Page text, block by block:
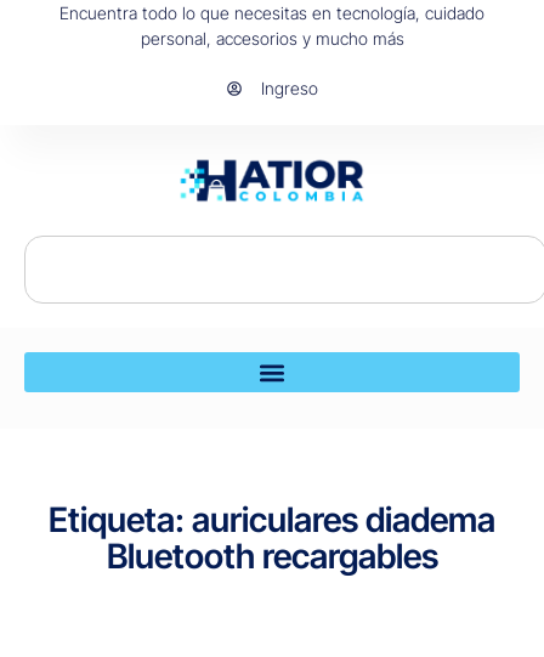
Encuentra todo lo que necesitas en tecnología, cuidado
personal, accesorios y mucho más
Ingreso
Etiqueta: auriculares diadema
Bluetooth recargables